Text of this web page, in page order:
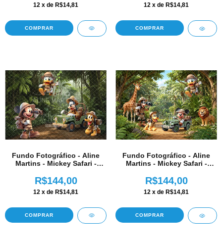
12 x de R$14,81
COMPRAR
12 x de R$14,81
COMPRAR
Fundo Fotográfico - Aline
Martins - Mickey Safari -
R$144,00
12 x de R$14,81
COMPRAR
Fundo Fotográfico - Aline
Martins - Mickey Safari -
R$144,00
12 x de R$14,81
COMPRAR